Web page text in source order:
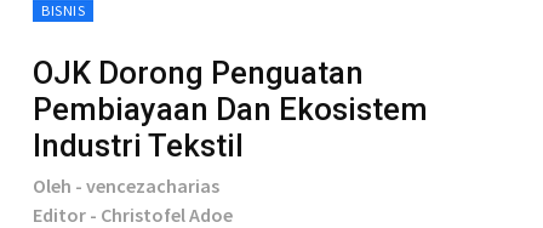
BISNIS
OJK Dorong Penguatan
Pembiayaan Dan Ekosistem
Industri Tekstil
Oleh - vencezacharias
Editor - Christofel Adoe